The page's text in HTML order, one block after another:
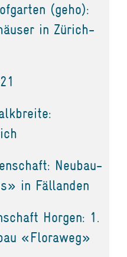
(geho):
in Zürich-
Neubau-
in Fällanden
Horgen: 1.
«Floraweg»